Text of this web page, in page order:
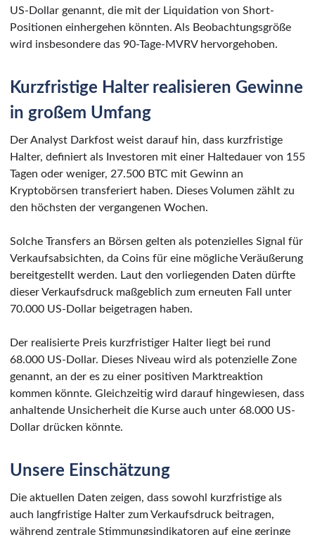
US-Dollar genannt, die mit der Liquidation von Short-
Positionen einhergehen könnten. Als Beobachtungsgröße
wird insbesondere das 90-Tage-MVRV hervorgehoben.
Kurzfristige Halter realisieren Gewinne
in großem Umfang
Der Analyst Darkfost weist darauf hin, dass kurzfristige
Halter, definiert als Investoren mit einer Haltedauer von 155
Tagen oder weniger, 27.500 BTC mit Gewinn an
Kryptobörsen transferiert haben. Dieses Volumen zählt zu
den höchsten der vergangenen Wochen.
Solche Transfers an Börsen gelten als potenzielles Signal für
Verkaufsabsichten, da Coins für eine mögliche Veräußerung
bereitgestellt werden. Laut den vorliegenden Daten dürfte
dieser Verkaufsdruck maßgeblich zum erneuten Fall unter
70.000 US-Dollar beigetragen haben.
Der realisierte Preis kurzfristiger Halter liegt bei rund
68.000 US-Dollar. Dieses Niveau wird als potenzielle Zone
genannt, an der es zu einer positiven Marktreaktion
kommen könnte. Gleichzeitig wird darauf hingewiesen, dass
anhaltende Unsicherheit die Kurse auch unter 68.000 US-
Dollar drücken könnte.
Unsere Einschätzung
Die aktuellen Daten zeigen, dass sowohl kurzfristige als
auch langfristige Halter zum Verkaufsdruck beitragen,
während zentrale Stimmungsindikatoren auf eine geringe